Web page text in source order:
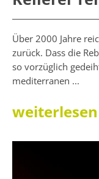
Über 2000 Jahre
zurück. Dass die
so vorzüglich
mediterranen ...
weiterlesen